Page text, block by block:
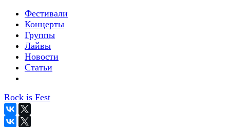
Фестивали
Концерты
Группы
Лайвы
Новости
Статьи
Rock is Fest